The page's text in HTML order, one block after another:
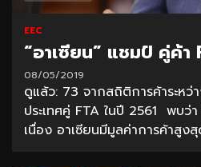
EEC
“อาเซียน” แชมป์ คู่ค้า
08/05/2019
ดูแล้ว: 73 จากสถิติการค้าระหว่
ประเทศคู่ FTA ในปี 2561 พบว่
เนื่อง อาเซียนมีมูลค่าการค้าสูงสุ